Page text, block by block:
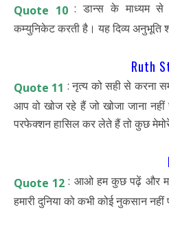
Quote 10: डान्स के माध्यम से
कम्युनिकेट करती है। यह दिव्य अनुभूति
Ruth
Quote 11 : नृत्य को सही से करना
आप वो खोज रहे हैं जो खोजा जाना
परफेक्शन हासिल कर लेते हैं तो कुछ
Quote 12 : आओ हम कुछ पढ़ें और
हमारी दुनिया को कभी कोई नुकसान नहीं